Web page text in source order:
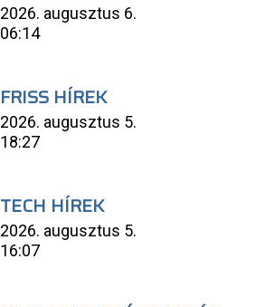
2026. augusztus 6.
06:14
FRISS HÍREK
2026. augusztus 5.
18:27
TECH HÍREK
2026. augusztus 5.
16:07